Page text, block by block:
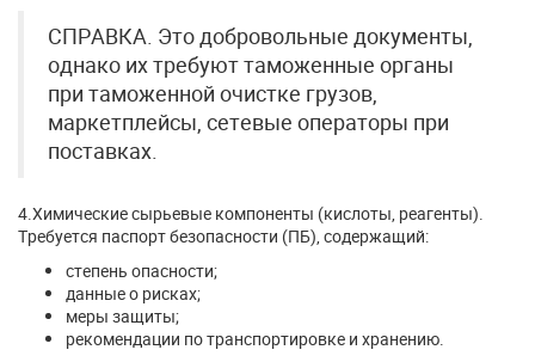
СПРАВКА. Это добровольные документы,
однако их требуют таможенные органы
при таможенной очистке грузов,
маркетплейсы, сетевые операторы при
поставках.
4.Химические сырьевые компоненты (кислоты, реагенты).
Требуется паспорт безопасности (ПБ), содержащий:
степень опасности;
данные о рисках;
меры защиты;
рекомендации по транспортировке и хранению.